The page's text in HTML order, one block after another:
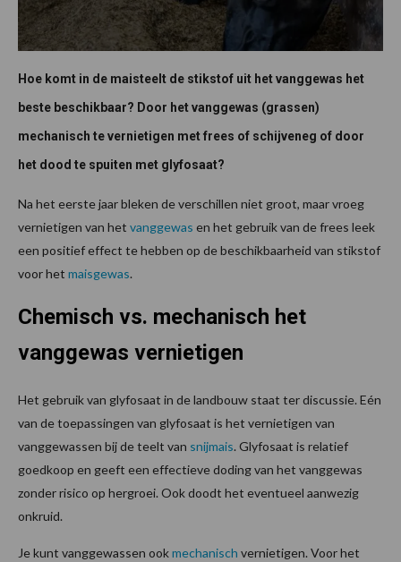
Hoe komt in de maisteelt de stikstof uit het vanggewas het
beste beschikbaar? Door het vanggewas (grassen)
mechanisch te vernietigen met frees of schijveneg of door
het dood te spuiten met glyfosaat?
Na het eerste jaar bleken de verschillen niet groot, maar vroeg
vernietigen van het vanggewas en het gebruik van de frees leek
een positief effect te hebben op de beschikbaarheid van stikstof
voor het maisgewas.
Chemisch vs. mechanisch het
vanggewas vernietigen
Het gebruik van glyfosaat in de landbouw staat ter discussie. Eén
van de toepassingen van glyfosaat is het vernietigen van
vanggewassen bij de teelt van snijmais. Glyfosaat is relatief
goedkoop en geeft een effectieve doding van het vanggewas
zonder risico op hergroei. Ook doodt het eventueel aanwezig
onkruid.
Je kunt vanggewassen ookmechanisch vernietigen. Voor het